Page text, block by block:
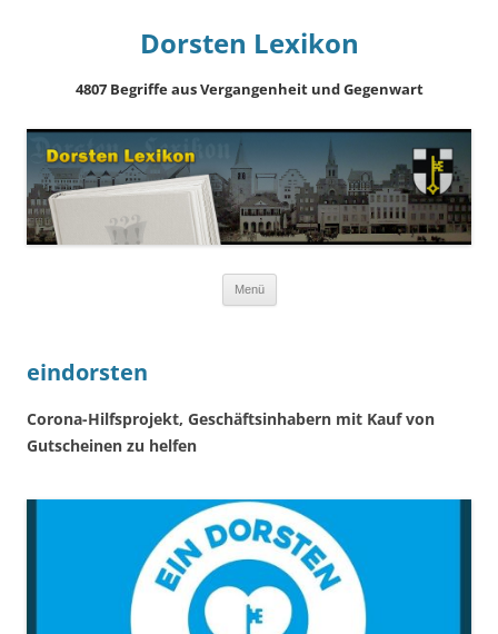
Dorsten Lexikon
4807 Begriffe aus Vergangenheit und Gegenwart
Menü
eindorsten
Corona-Hilfsprojekt, Geschäftsinhabern mit Kauf von
Gutscheinen zu helfen